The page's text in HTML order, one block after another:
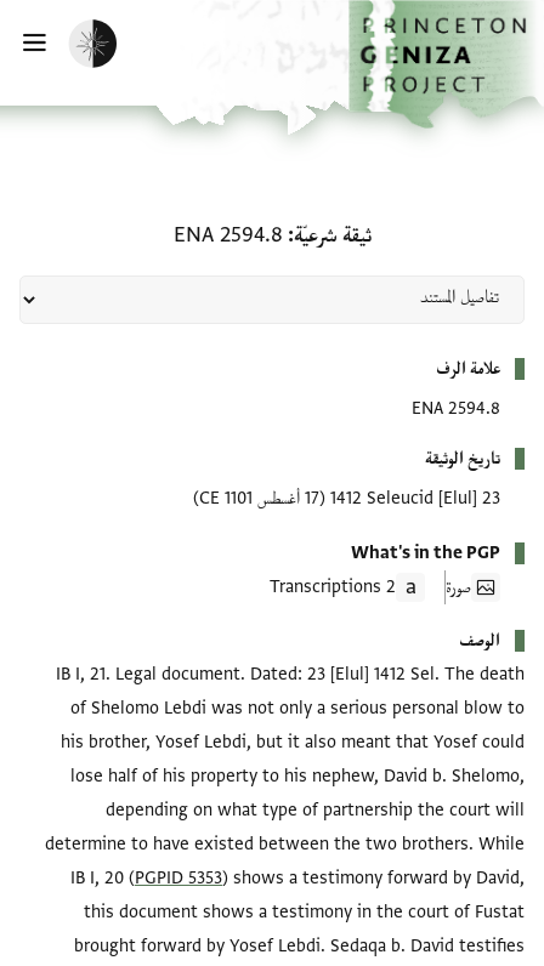
إلى المحتوى الرئيسي
الرئيسية
تفعيل الوضع المظلم
ثيقة شرعيّة ENA 2594.8
علامة الرف
ENA 2594.8
تاريخ الوثيقة
23 [Elul] 1412 Seleucid
(17 أغسطس 1101 CE)
What's in the PGP
صورة
2 Transcriptions
الوصف
IB I, 21. Legal document. Dated: 23 [Elul] 1412 Sel. The death
of Shelomo Lebdi was not only a serious personal blow to
his brother, Yosef Lebdi, but it also meant that Yosef could
lose half of his property to his nephew, David b. Shelomo,
depending on what type of partnership the court will
determine to have existed between the two brothers. While
IB I, 20 (PGPID 5353) shows a testimony forward by David,
this document shows a testimony in the court of Fustat
brought forward by Yosef Lebdi. Sedaqa b. David testifies